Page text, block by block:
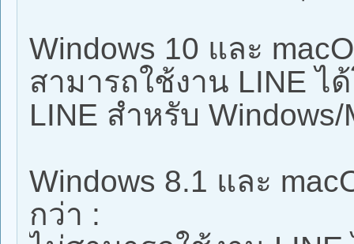
Windows 10 และ
สามารถใช้งาน LINE ไ
LINE สำหรับ
Windows 8.1 และ
กว่า :